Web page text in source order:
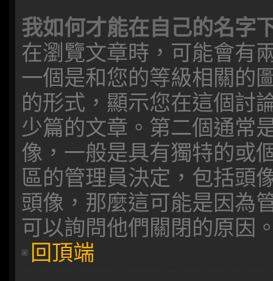
我如何才能在自己的名字
在瀏覽文章時，可能會有
一個是和您的等級相關的
的形式，顯示您在這個討
少篇的文章。第二個通常
像，一般是具有獨特的或
區的管理員決定，包括頭
頭像，那麼這可能是因為
可以詢問他們關閉的原因
回頂端